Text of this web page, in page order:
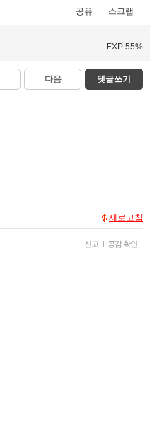
공유 스크랩
EXP 55%
다음 댓글쓰기
새로고침
신고 | 공감 확인